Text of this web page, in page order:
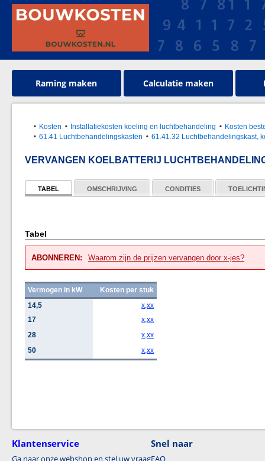
Raming maken Calculatie maken
Kosten Installatiekosten koeling en luchtbehandeling
Kosten
61.41 Luchtbehandelingskasten
61.41.32 Luchtbehandelingskast,
VERVANGEN KOELBATTERIJ
TABEL OMSCHRIJVING CONDITIES
Tabel
ABONNEREN: Waarom zijn de prijzen vervangen door x-jes?
Vermogen in kW
Kosten per stuk
14,5
x,xx
17
x,xx
28
x,xx
50
x,xx
Klantenservice
Ga naar onze webshop en stel uw vraag
Snel naar
FAQ